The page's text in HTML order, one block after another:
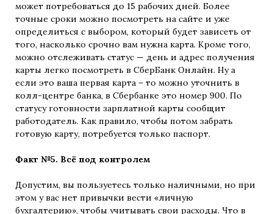
может потребоваться до 15 рабочих дней. Более
точные сроки можно посмотреть на сайте и уже
определиться с выбором, который будет зависеть от
того, насколько срочно вам нужна карта. Кроме того,
можно отслеживать статус — день и адрес получения
карты легко посмотреть в СберБанк Онлайн. Ну а
если это ваша первая карта – то можно уточнить в
колл-центре банка, в Сбербанке это номер 900. По
статусу готовности зарплатной карты сообщит
работодатель. Как правило, чтобы потом забрать
готовую карту, потребуется только паспорт.
Факт №5. Всё под контролем
Допустим, вы пользуетесь только наличными, но при
этом у вас нет привычки вести «личную
бухгалтерию», чтобы учитывать свои расходы. Что в